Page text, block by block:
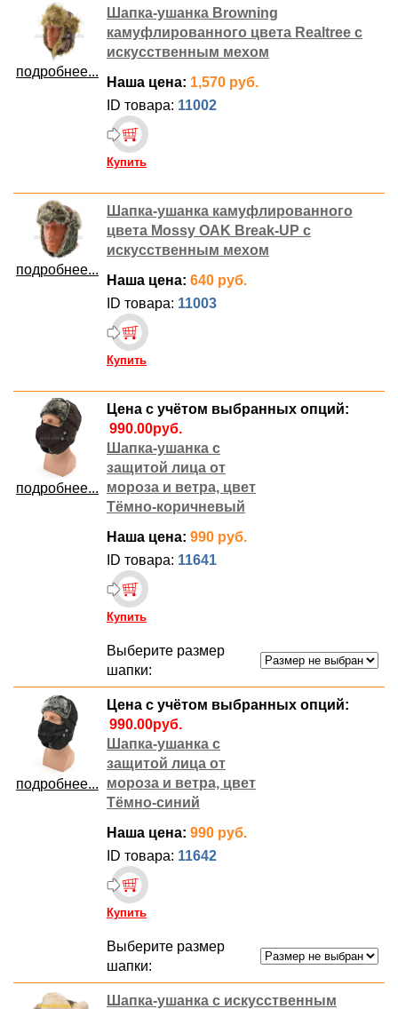
подробнее...
Шапка-ушанка Browning
камуфлированного цвета Realtree с
искусственным мехом
Наша цена: 1,570 руб.
ID товара: 11002
Купить
подробнее...
Шапка-ушанка камуфлированного
цвета Mossy OAK Break-UP с
искусственным мехом
Наша цена: 640 руб.
ID товара: 11003
Купить
подробнее...
Цена с учётом выбранных опций:
Шапка-ушанка с
защитой лица от
мороза и ветра, цвет
Тёмно-коричневый
Наша цена: 990 руб.
ID товара: 11641
Купить
Выберите размер
шапки:
подробнее...
Цена с учётом выбранных опций:
Шапка-ушанка с
защитой лица от
мороза и ветра, цвет
Тёмно-синий
Наша цена: 990 руб.
ID товара: 11642
Купить
Выберите размер
шапки:
Шапка-ушанка с искусственным